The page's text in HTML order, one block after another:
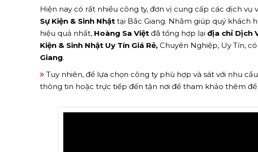
Hiện nay có rất nhiều công ty, đơn vị cung cấp các dịch vụ
Sự Kiện & Sinh Nhật tại Bắc Giang. Nhằm giúp quý khách
hiệu quả nhất, Hoàng Sa Việt đã tổng hợp lại địa chỉ Dịch
Kiện & Sinh Nhật Uy Tín Giá Rẻ, Chuyên Nghiệp, Uy Tín,
Giang.
Tuy nhiên, để lựa chọn công ty phù hợp và sát với nhu
thông tin hoặc trực tiếp đến tận nơi để tham khảo thêm